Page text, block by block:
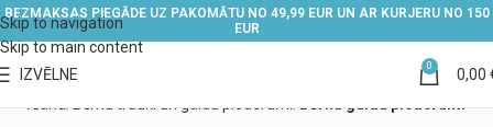
Skip to navigation
Skip to main content
BEZMAKSAS PIEGĀDE UZ PAKOMĀTU NO 49,99 EUR UN AR KURJERU NO 150
EUR
IZVĒLNE 0 0,00